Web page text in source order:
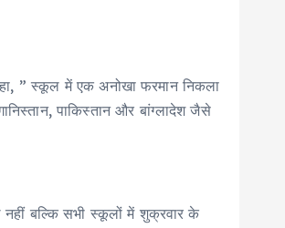
” स्कूल में एक अनोखा फरमान निकला
पाकिस्तान और बांग्लादेश जैसे
बल्कि सभी स्कूलों में शुक्रवार के